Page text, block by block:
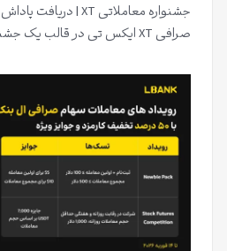
صرافی XT ایکس تی در قالب یک جشنواره…